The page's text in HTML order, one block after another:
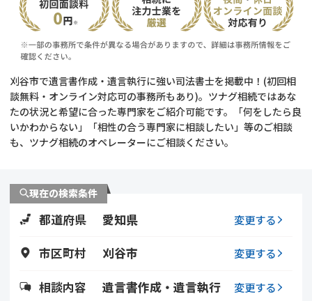
遺言書作成・遺言執行
相続登記
遺留分侵害額請求
相続手続き
不動産評価(相続不動
費用相場
コラム
相続手続き
遺言
調査・アンケート
刈谷市で遺言書作成・遺言執行に強い司法書士を掲載中！(初回相
談無料・オンライン対応可の事務所もあり)。ツナグ相続ではあな
たの状況と希望に合った専門家をご紹介可能です。「何をしたら良
いかわからない」「相性の合う専門家に相談したい」等のご相談
も、ツナグ相続のオペレーターにご相談ください。
現在の検索条件
都道府県 愛知県 変更する
市区町村 刈谷市 変更する
相談内容 遺言書作成・遺言執行 変更する